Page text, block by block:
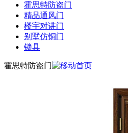
霍思特防盗门
精品通风门
楼宇对讲门
别墅仿铜门
锁具
霍思特防盗门